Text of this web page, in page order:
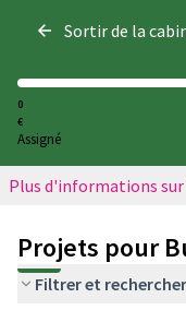
Sortir de la
0
€
Assigné
Plus d'informations
Projets pour
Filtrer et rechercher